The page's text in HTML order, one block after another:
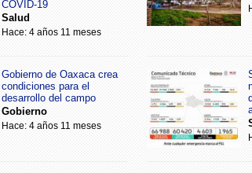
COVID-19
Salud
Hace: 4 años 11 meses
Gobierno de Oaxaca crea
condiciones para el
desarrollo del campo
Gobierno
Hace: 4 años 11 meses